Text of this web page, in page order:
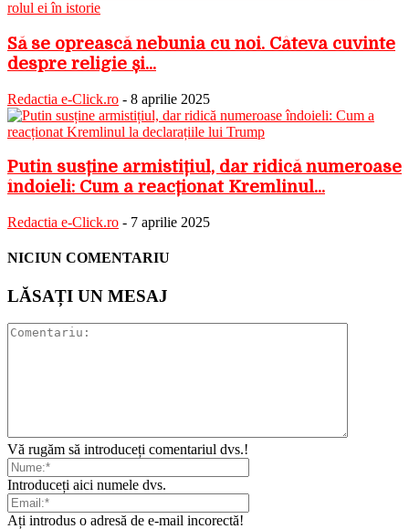
Să se oprească nebunia cu noi. Câteva cuvinte
despre religie și...
Redactia e-Click.ro - 8 aprilie 2025
Putin susține armistițiul, dar ridică numeroase
îndoieli: Cum a reacționat Kremlinul...
Redactia e-Click.ro - 7 aprilie 2025
NICIUN COMENTARIU
LĂSAȚI UN MESAJ
Vă rugăm să introduceți comentariul dvs.!
Introduceți aici numele dvs.
Ați introdus o adresă de e-mail incorectă!